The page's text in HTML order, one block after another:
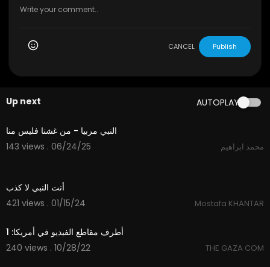
CANCEL Publish
Up next AUTOPLAY
1:11
النبي مربيا - من غشنا فليس منا
143 views . 06/24/25
محمد ابراهيم
أنت النبي لا كذب
421 views . 01/15/24
Mostafa KHANTAR
أطرف مقاطع الفيديو في أمريكا: 1
240 views . 10/28/22
THE GAZA COM